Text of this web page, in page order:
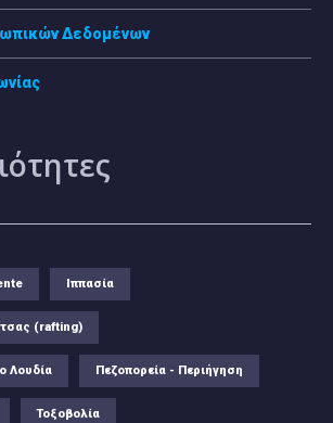
Δεδομένων
Ιππασία
(rafting)
Λουδία Πεζοπορεία - Περιήγηση
Τοξοβολία